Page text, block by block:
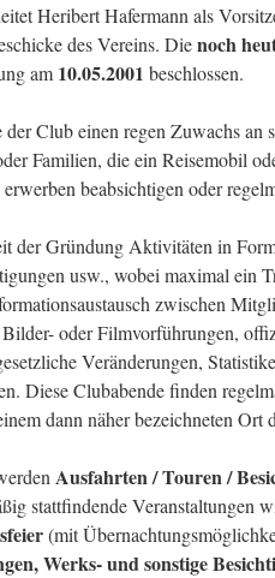
Heribert Hafermann als
des Vereins. Dienoch
am 10.05.2001 beschlossen.
Club einen regen Zuwachs an
Familien, die ein Reisemobil
beabsichtigen oder
der Gründung Aktivitäten in
usw., wobei maximal ein
zwischen
oder Filmvorführungen,
Veränderungen,
Diese Clubabende finden
dann näher bezeichneten Ort
Ausfahrten / Touren /
stattfindende Veranstaltungen
(mit
Werks- und sonstige